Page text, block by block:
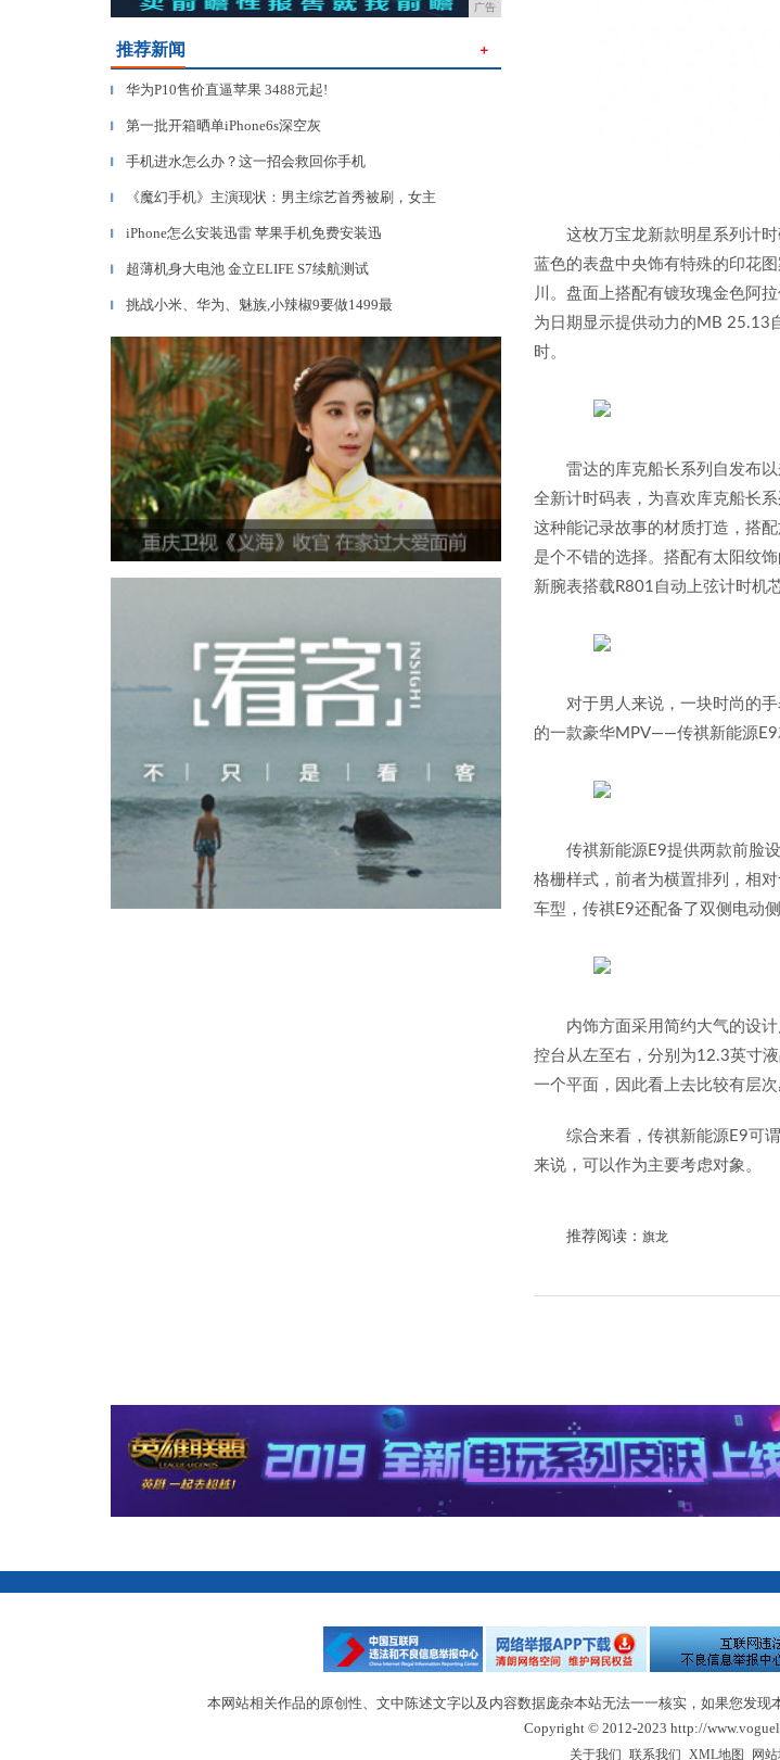
广告
推荐新闻 ＋
▎ 华为P10售价直逼苹果 3488元起!
▎ 第一批开箱晒单iPhone6s深空灰
▎ 手机进水怎么办？这一招会救回你手机
▎ 《魔幻手机》主演现状：男主综艺首秀被刷，女主
▎ iPhone怎么安装迅雷 苹果手机免费安装迅
▎ 超薄机身大电池 金立ELIFE S7续航测试
▎ 挑战小米、华为、魅族,小辣椒9要做1499最
这枚万宝龙新款明星系列计
蓝色的表盘中央饰有特殊的印花
川。盘面上搭配有镀玫瑰金色阿
为日期显示提供动力的MB 25.13
时。
雷达的库克船长系列自发布
全新计时码表，为喜欢库克船长
这种能记录故事的材质打造，搭
是个不错的选择。搭配有太阳纹
新腕表搭载R801自动上弦计时机
对于男人来说，一块时尚的
的一款豪华MPV——传祺新能源E9
传祺新能源E9提供两款前脸
格栅样式，前者为横置排列，相
车型，传祺E9还配备了双侧电动
内饰方面采用简约大气的设
控台从左至右，分别为12.3英寸
一个平面，因此看上去比较有层次
综合来看，传祺新能源E9可
来说，可以作为主要考虑对象。
推荐阅读： 旗龙
本网站相关作品的原创性、文中陈述文字以及内容数据庞杂本站无法一一核实，如果您发
Copyright © 2012-2023 http://
关于我们 联系我们 XML地图 网